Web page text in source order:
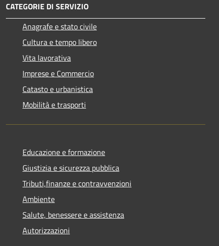
CATEGORIE DI SERVIZIO
Anagrafe e stato civile
Cultura e tempo libero
Vita lavorativa
Imprese e Commercio
Catasto e urbanistica
Mobilità e trasporti
Educazione e formazione
Giustizia e sicurezza pubblica
Tributi,finanze e contravvenzioni
Ambiente
Salute, benessere e assistenza
Autorizzazioni